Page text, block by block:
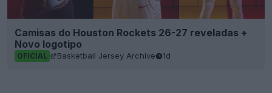
Camisas do Houston Rockets 26-27 reveladas +
Novo logotipo
OFICIAL Basketball Jersey Archive 1d